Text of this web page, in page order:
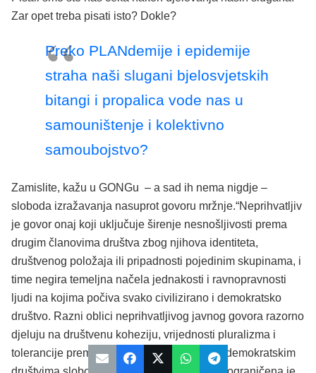
Zar opet treba pisati isto? Dokle?
Preko PLANdemije i epidemije
straha naši slugani bjelosvjetskih
bitangi i propalica vode nas u
samouništenje i kolektivno
samoubojstvo?
Zamislite, kažu u GONGu – a sad ih nema nigdje –
sloboda izražavanja nasuprot govoru mržnje.“Neprihvatljiv
je govor onaj koji uključuje širenje nesnošljivosti prema
drugim članovima društva zbog njihova identiteta,
društvenog položaja ili pripadnosti pojedinim skupinama, i
time negira temeljna načela jednakosti i ravnopravnosti
ljudi na kojima počiva svako civilizirano i demokratsko
društvo. Razni oblici neprihvatljivog javnog govora razorno
djeluju na društvenu koheziju, vrijednosti pluralizma i
tolerancije prema drugima i drugačijima. U demokratskim